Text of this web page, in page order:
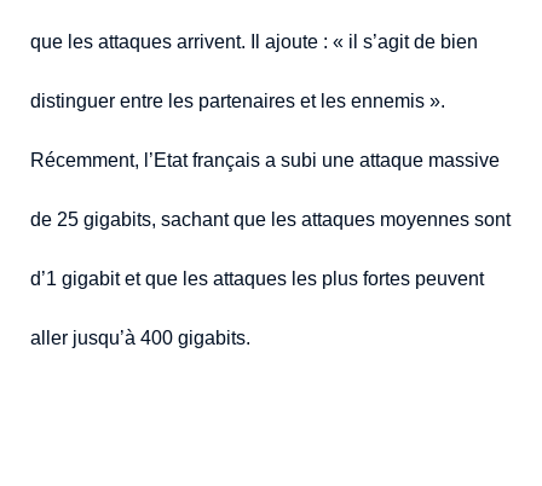
que les attaques arrivent. Il ajoute : « il s’agit de bien
distinguer entre les partenaires et les ennemis ».
Récemment, l’Etat français a subi une attaque massive
de 25 gigabits, sachant que les attaques moyennes sont
d’1 gigabit et que les attaques les plus fortes peuvent
aller jusqu’à 400 gigabits.